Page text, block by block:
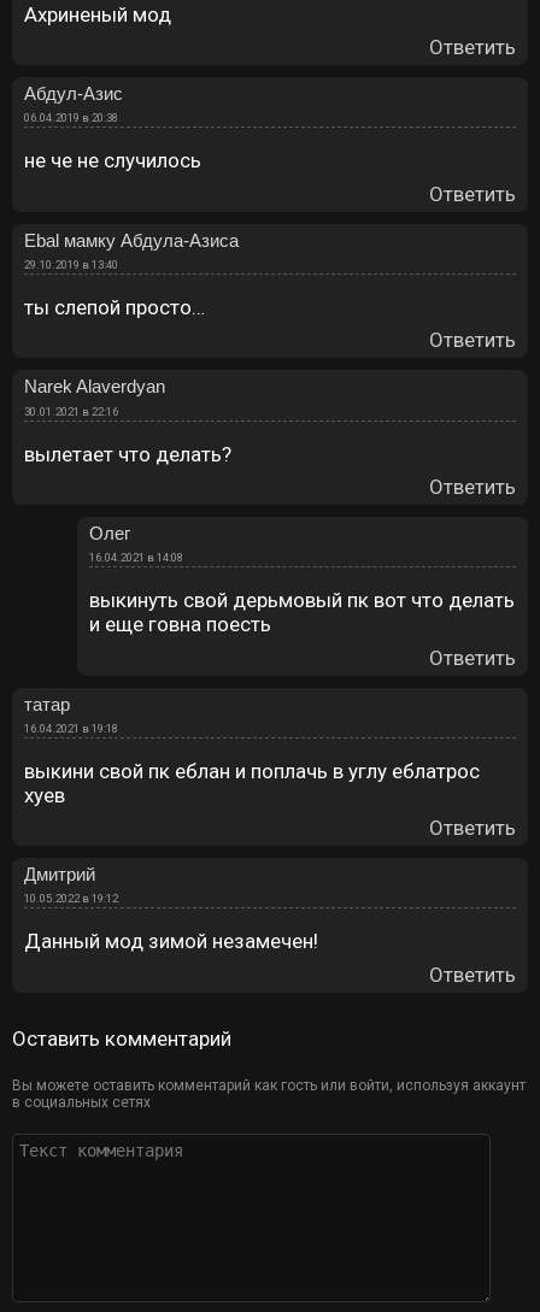
Ахриненый мод
Ответить
Абдул-Азис
06.04.2019 в 20:38
не че не случилось
Ответить
Ebal мамку Абдула-Азиса
29.10.2019 в 13:40
ты слепой просто…
Ответить
Narek Alaverdyan
30.01.2021 в 22:16
вылетает что делать?
Ответить
Олег
16.04.2021 в 14:08
выкинуть свой дерьмовый пк вот что делать
и еще говна поесть
Ответить
татар
16.04.2021 в 19:18
выкини свой пк еблан и поплачь в углу еблатрос
хуев
Ответить
Дмитрий
10.05.2022 в 19:12
Данный мод зимой незамечен!
Ответить
Оставить комментарий
Вы можете оставить комментарий как гость или войти, используя аккаунт
в социальных сетях